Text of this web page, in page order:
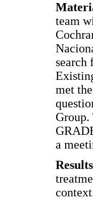
team
search
met
Group.
a